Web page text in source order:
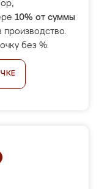
10% от суммы
производство.
без %.